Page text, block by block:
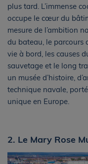
plus tard. L’immense
occupe le cœur du
mesure de l’ambition
du bateau, le parcours
vie à bord, les causes
sauvetage et le long
un musée d’histoire,
technique navale,
unique en Europe.
2. Le Mary Rose